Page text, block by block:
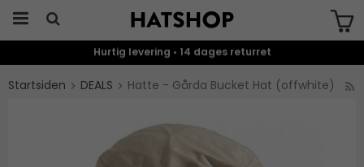
Produktet er blevet tilføjet til din
indkøbskurv
Hurtig levering • 14 dages returret
Startsiden DEALS Hatte - Gårda Bucket Hat (offwhite)